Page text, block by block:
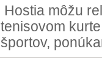
Hostia môžu
tenisovom
športov,